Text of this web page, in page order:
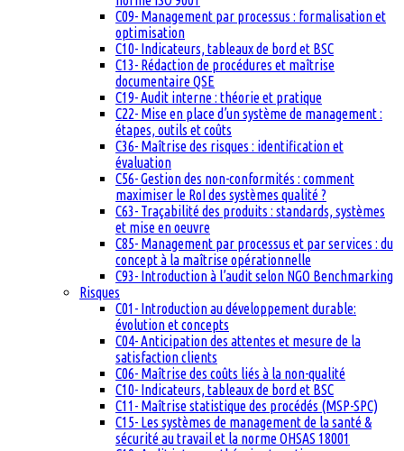
C09- Management par processus : formalisation et
optimisation
C10- Indicateurs, tableaux de bord et BSC
C13- Rédaction de procédures et maîtrise
documentaire QSE
C19- Audit interne : théorie et pratique
C22- Mise en place d’un système de management :
étapes, outils et coûts
C36- Maîtrise des risques : identification et
évaluation
C56- Gestion des non-conformités : comment
maximiser le RoI des systèmes qualité ?
C63- Traçabilité des produits : standards, systèmes
et mise en oeuvre
C85- Management par processus et par services : du
concept à la maîtrise opérationnelle
C93- Introduction à l’audit selon NGO Benchmarking
Risques
C01- Introduction au développement durable:
évolution et concepts
C04- Anticipation des attentes et mesure de la
satisfaction clients
C06- Maîtrise des coûts liés à la non-qualité
C10- Indicateurs, tableaux de bord et BSC
C11- Maîtrise statistique des procédés (MSP-SPC)
C15- Les systèmes de management de la santé &
sécurité au travail et la norme OHSAS 18001